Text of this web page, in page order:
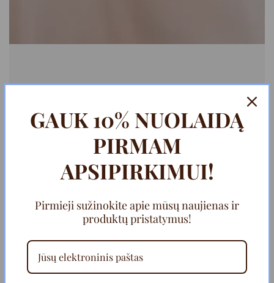
GAUK 10% NUOLAIDĄ
PIRMAM
APSIPIRKIMUI!
Pirmieji sužinokite apie mūsų naujienas ir
produktų pristatymus!